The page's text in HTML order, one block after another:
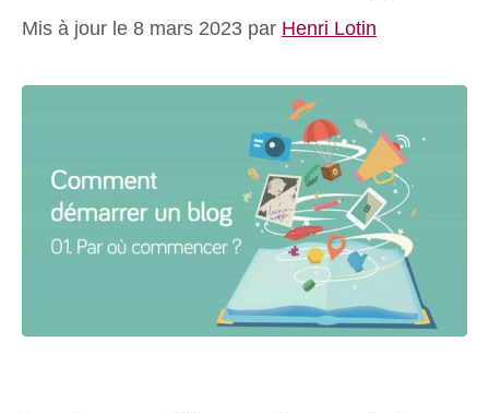
Mis à jour le 8 mars 2023 par Henri Lotin